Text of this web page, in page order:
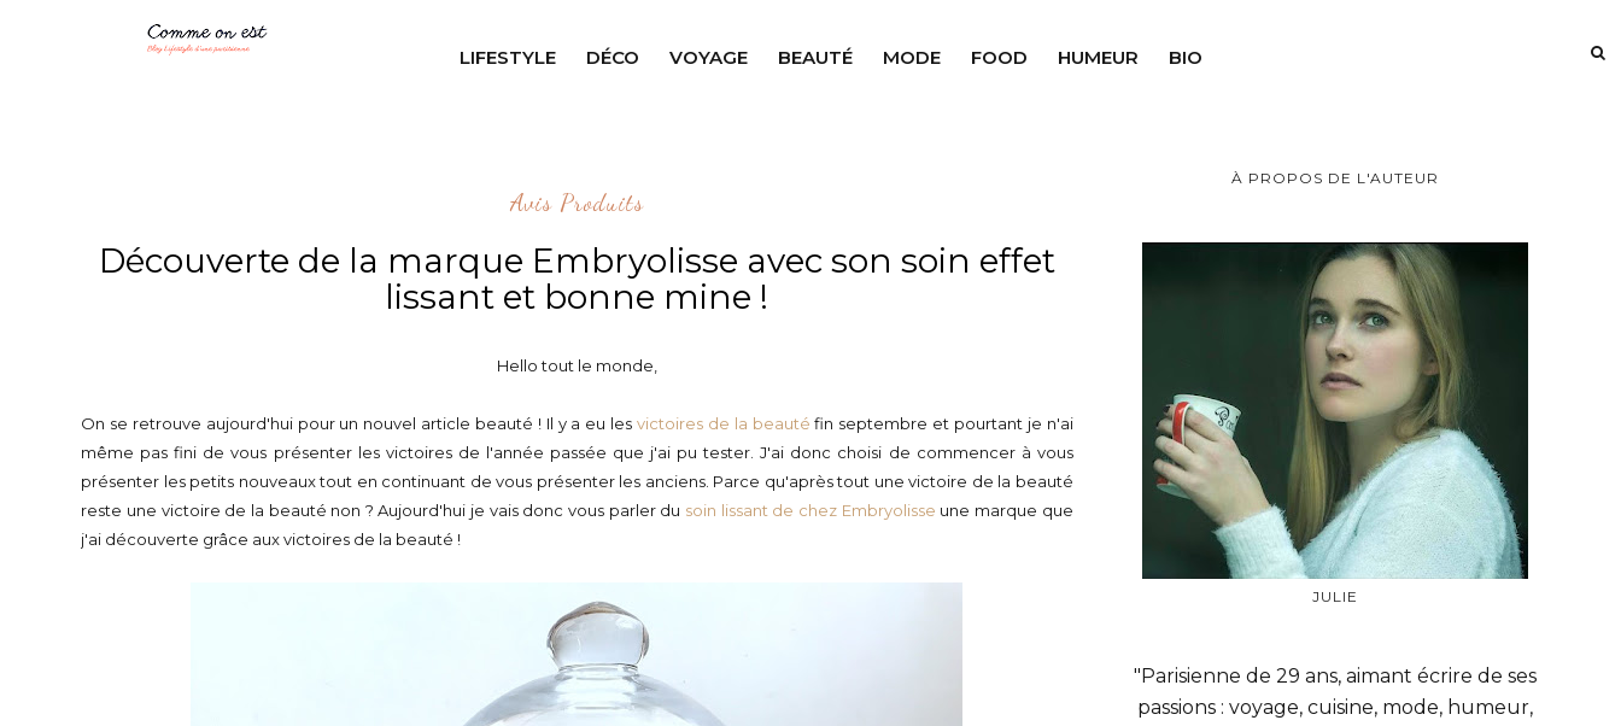
LIFESTYLE DÉCO VOYAGE BEAUTÉ MODE FOOD HUMEUR BIO
Avis Produits
Découverte de la marque Embryolisse avec son soin effet
lissant et bonne mine !
Hello tout le monde,
On se retrouve aujourd'hui pour un nouvel article beauté ! Il y a eu lesvictoires de la beauté fin septembre et pourtant je n'ai
même pas fini de vous présenter les victoires de l'année passée que j'ai pu tester. J'ai donc choisi de commencer à vous
présenter les petits nouveaux tout en continuant de vous présenter les anciens. Parce qu'après tout une victoire de la beauté
reste une victoire de la beauté non ? Aujourd'hui je vais donc vous parler du soin lissant de chez Embryolisse une marque que
j'ai découverte grâce aux victoires de la beauté !
À PROPOS DE L'AUTEUR
JULIE
"Parisienne de 29 ans, aimant écrire de ses
passions : voyage, cuisine, mode, humeur,